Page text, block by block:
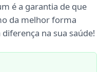
é a garantia de que
da melhor forma
na sua saúde!